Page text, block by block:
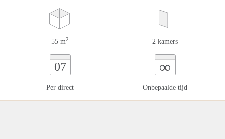
55 m2 2 kamers
07
Per direct
∞
Onbepaalde tijd